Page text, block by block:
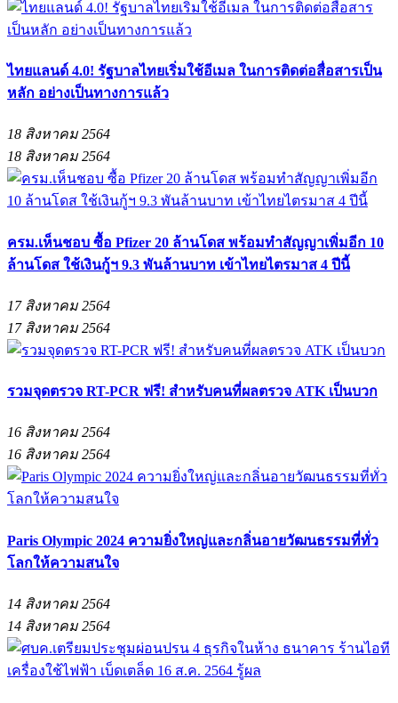
ไทยแลนด์ 4.0! รัฐบาลไทยเริ่มใช้อีเมล ในการติดต่อสื่อสารเป็น
หลัก อย่างเป็นทางการแล้ว
18 สิงหาคม 2564
18 สิงหาคม 2564
ครม.เห็นชอบ ซื้อ Pfizer 20 ล้านโดส พร้อมทำสัญญาเพิ่มอีก 10
ล้านโดส ใช้เงินกู้ฯ 9.3 พันล้านบาท เข้าไทยไตรมาส 4 ปีนี้
17 สิงหาคม 2564
17 สิงหาคม 2564
รวมจุดตรวจ RT-PCR ฟรี! สำหรับคนที่ผลตรวจ ATK เป็นบวก
16 สิงหาคม 2564
16 สิงหาคม 2564
Paris Olympic 2024 ความยิ่งใหญ่และกลิ่นอายวัฒนธรรมที่ทั่ว
โลกให้ความสนใจ
14 สิงหาคม 2564
14 สิงหาคม 2564